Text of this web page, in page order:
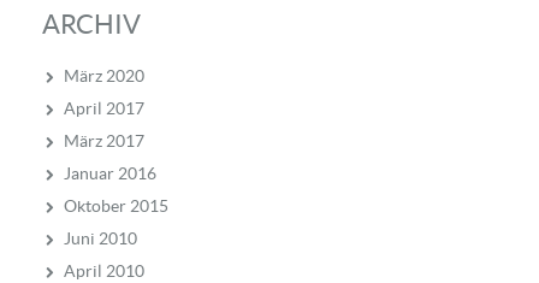
ARCHIV
März 2020
April 2017
März 2017
Januar 2016
Oktober 2015
Juni 2010
April 2010